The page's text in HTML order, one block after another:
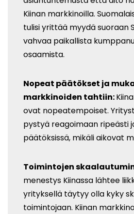
Kiinan markkinoilla.
tulisi yrittää myydä suoraan
vahvaa paikal­lista
osaamista.
Nopeat päätökset ja
markkinoiden tahtiin:
ovat nopeatempoiset.
pystyä reagoimaan ripeästi
päätöksissä, mikäli aikovat
Toimintojen
menestys Kiinassa lähtee
yrityksellä täytyy olla kyky
toimintojaan. Kiinan